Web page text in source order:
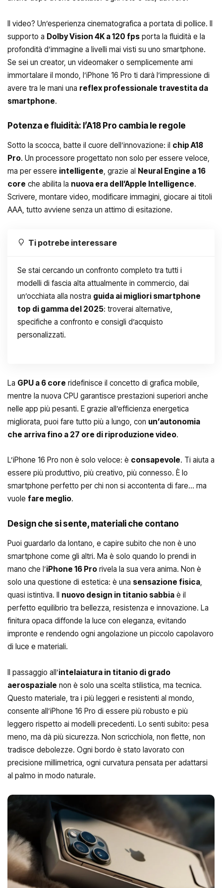
Il video? Un’esperienza cinematografica a portata di pollice. Il
supporto a Dolby Vision 4K a 120 fps porta la fluidità e la
profondità d’immagine a livelli mai visti su uno smartphone.
Se sei un creator, un videomaker o semplicemente ami
immortalare il mondo, l’iPhone 16 Pro ti darà l’impressione di
avere tra le mani una reflex professionale travestita da
smartphone.
Potenza e fluidità: l’A18 Pro cambia le regole
Sotto la scocca, batte il cuore dell’innovazione: il chip A18
Pro. Un processore progettato non solo per essere veloce,
ma per essere intelligente, grazie al Neural Engine a 16
core che abilita la nuova era dell’Apple Intelligence.
Scrivere, montare video, modificare immagini, giocare ai titoli
AAA, tutto avviene senza un attimo di esitazione.
Ti potrebe interessare
Se stai cercando un confronto completo tra tutti i
modelli di fascia alta attualmente in commercio, dai
un’occhiata alla nostra guida ai migliori smartphone
top di gamma del 2025: troverai alternative,
specifiche a confronto e consigli d’acquisto
personalizzati.
La GPU a 6 core ridefinisce il concetto di grafica mobile,
mentre la nuova CPU garantisce prestazioni superiori anche
nelle app più pesanti. E grazie all’efficienza energetica
migliorata, puoi fare tutto più a lungo, con un’autonomia
che arriva fino a 27 ore di riproduzione video.
L’iPhone 16 Pro non è solo veloce: è consapevole. Ti aiuta a
essere più produttivo, più creativo, più connesso. È lo
smartphone perfetto per chi non si accontenta di fare… ma
vuole fare meglio.
Design che si sente, materiali che contano
Puoi guardarlo da lontano, e capire subito che non è uno
smartphone come gli altri. Ma è solo quando lo prendi in
mano che l’iPhone 16 Pro rivela la sua vera anima. Non è
solo una questione di estetica: è una sensazione fisica,
quasi istintiva. Il nuovo design in titanio sabbia è il
perfetto equilibrio tra bellezza, resistenza e innovazione. La
finitura opaca diffonde la luce con eleganza, evitando
impronte e rendendo ogni angolazione un piccolo capolavoro
di luce e materiali.
Il passaggio all’intelaiatura in titanio di grado
aerospaziale non è solo una scelta stilistica, ma tecnica.
Questo materiale, tra i più leggeri e resistenti al mondo,
consente all’iPhone 16 Pro di essere più robusto e più
leggero rispetto ai modelli precedenti. Lo senti subito: pesa
meno, ma dà più sicurezza. Non scricchiola, non flette, non
tradisce debolezze. Ogni bordo è stato lavorato con
precisione millimetrica, ogni curvatura pensata per adattarsi
al palmo in modo naturale.